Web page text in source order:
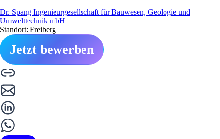
Dr. Spang Ingenieurgesellschaft für Bauwesen, Geologie und
Umwelttechnik mbH
Standort: Freiberg
Jetzt bewerben